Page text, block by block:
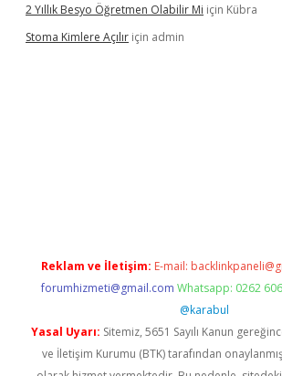
2 Yıllık Besyo Öğretmen Olabilir Mi için Kübra
Stoma Kimlere Açılır için admin
Reklam ve İletişim: E-mail:
forumhizmeti@gmail.com Whatsapp: 0262
@karabul
Yasal Uyarı: Sitemiz, 5651 Sayılı Kanun
ve İletişim Kurumu (BTK) tarafından